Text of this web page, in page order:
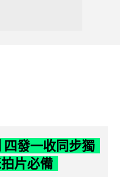
發一收同步獨
片必備